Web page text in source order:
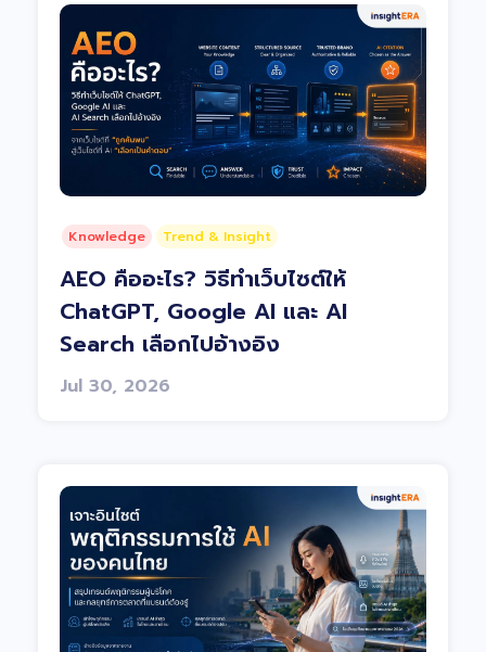
Knowledge Trend & Insight
AEO คืออะไร? วิธีทำเว็บไซต์ให้
ChatGPT, Google AI และ AI
Search เลือกไปอ้างอิง
Jul 30, 2026